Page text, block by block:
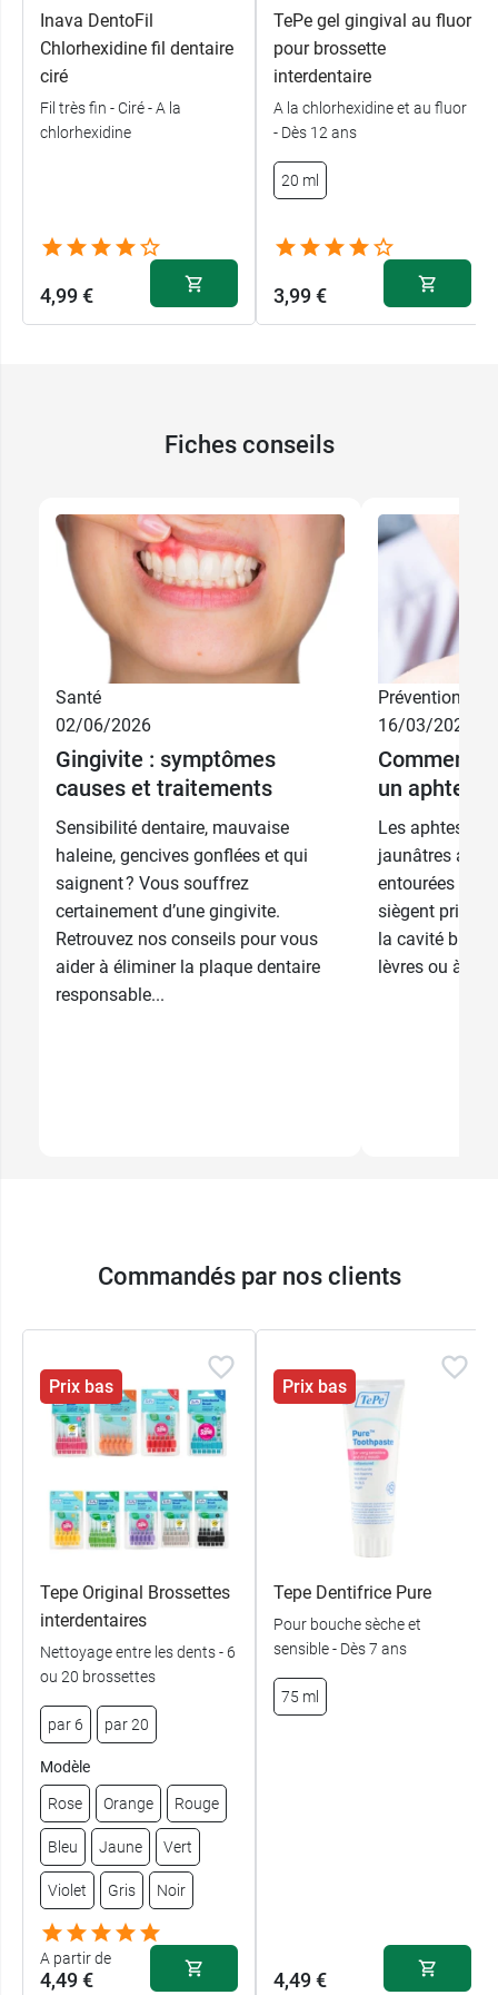
Inava DentoFil
Chlorhexidine fil dentaire
ciré
Fil très fin - Ciré - A la
chlorhexidine
4,99 €
TePe gel gingival au fluor
pour brossette
interdentaire
A la chlorhexidine et au fluor
- Dès 12 ans
20 ml
3,99 €
Fiches conseils
Santé
02/06/2026
Gingivite : symptômes
causes et traitements
Sensibilité dentaire, mauvaise
haleine, gencives gonflées et qui
saignent ? Vous souffrez
certainement d’une gingivite.
Retrouvez nos conseils pour vous
aider à éliminer la plaque dentaire
responsable...
Prévention
16/03/2026
Comment
un aphte
Les aphtes
jaunâtres aux
entourées d'un
siègent
la cavité
lèvres ou à
Commandés par nos clients
Prix bas
Tepe Original Brossettes
interdentaires
Nettoyage entre les dents - 6
ou 20 brossettes
par 6 par 20
Modèle
Rose Orange Rouge
Bleu Jaune Vert
Violet Gris Noir
A partir de
4,49 €
Prix bas
Tepe Dentifrice Pure
Pour bouche sèche et
sensible - Dès 7 ans
75 ml
4,49 €